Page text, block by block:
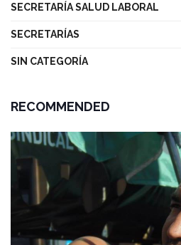
SECRETARÍA SALUD LABORAL
SECRETARÍAS
SIN CATEGORÍA
RECOMMENDED